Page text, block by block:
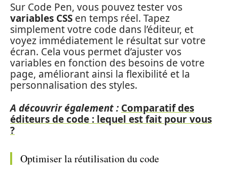
Sur Code Pen, vous pouvez tester vos
variables CSS en temps réel. Tapez
simplement votre code dans l’éditeur, et
voyez immédiatement le résultat sur votre
écran. Cela vous permet d’ajuster vos
variables en fonction des besoins de votre
page, améliorant ainsi la flexibilité et la
personnalisation des styles.
A découvrir également : Comparatif des
éditeurs de code : lequel est fait pour vous
?
Optimiser la réutilisation du code